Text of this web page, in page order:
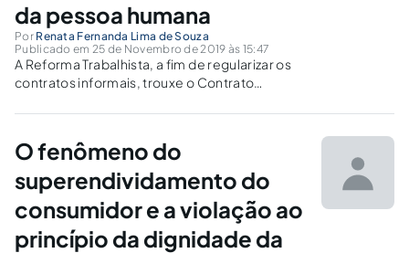
da pessoa humana
Por Renata Fernanda Lima de Souza
Publicado em 25 de Novembro de 2019 às 15:47
A Reforma Trabalhista, a fim de regularizar os
contratos informais, trouxe o Contrato
apresenta grandes avanços, mas por outro
Dignidade da Pessoa Humana.
O fenômeno do
superendividamento do
consumidor e a violação ao
princípio da dignidade da